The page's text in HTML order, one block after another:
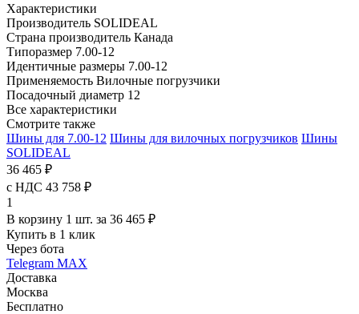
Характеристики
Производитель SOLIDEAL
Страна производитель Канада
Типоразмер 7.00-12
Идентичные размеры 7.00-12
Применяемость Вилочные погрузчики
Посадочный диаметр 12
Все характеристики
Смотрите также
Шины для 7.00-12 Шины для вилочных погрузчиков Шины
SOLIDEAL
36 465 ₽
с НДС 43 758 ₽
1
В корзину 1 шт. за 36 465 ₽
Купить в 1 клик
Через бота
Telegram MAX
Доставка
Москва
Бесплатно